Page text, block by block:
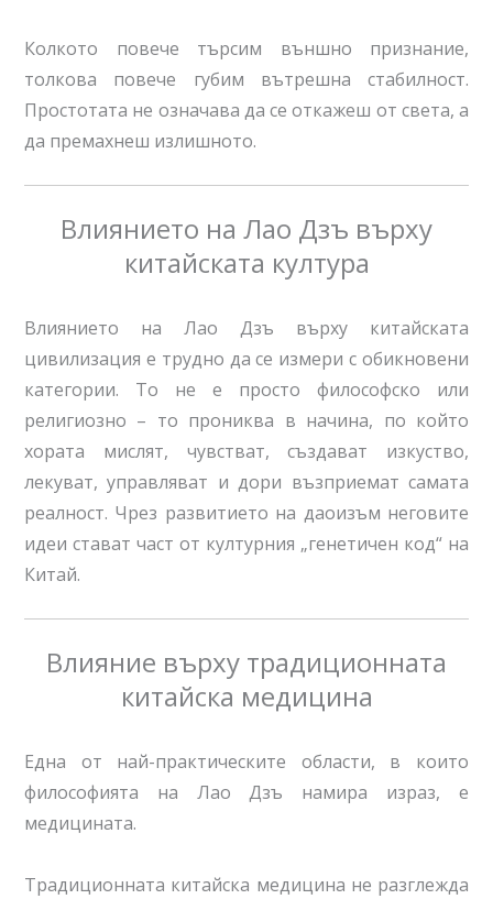
Колкото повече търсим външно признание,
толкова повече губим вътрешна стабилност.
Простотата не означава да се откажеш от света, а
да премахнеш излишното.
Влиянието на Лао Дзъ върху
китайската култура
Влиянието на Лао Дзъ върху китайската
цивилизация е трудно да се измери с обикновени
категории. То не е просто философско или
религиозно – то прониква в начина, по който
хората мислят, чувстват, създават изкуство,
лекуват, управляват и дори възприемат самата
реалност. Чрез развитието на даоизъм неговите
идеи стават част от културния „генетичен код“ на
Китай.
Влияние върху традиционната
китайска медицина
Една от най-практическите области, в които
философията на Лао Дзъ намира израз, е
медицината.
Традиционната китайска медицина не разглежда